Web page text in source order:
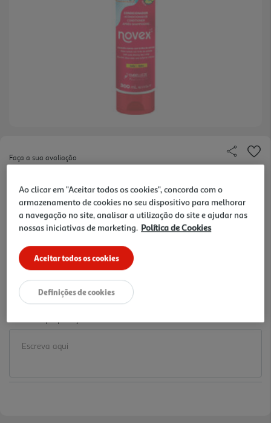
Faça a sua avaliação
22.43 €/Lt
6,73 €
De 2/8/2026 a 1/9/2026
Ao clicar em "Aceitar todos os cookies", concorda com o
armazenamento de cookies no seu dispositivo para melhorar
a navegação no site, analisar a utilização do site e ajudar nas
nossas iniciativas de marketing. Política de Cookies
Aceitar todos os cookies
Definições de cookies